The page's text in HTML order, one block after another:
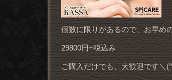
個数に限りがあるので、お早め
29800円+税込み
ご購入だけでも、大歓迎です＼